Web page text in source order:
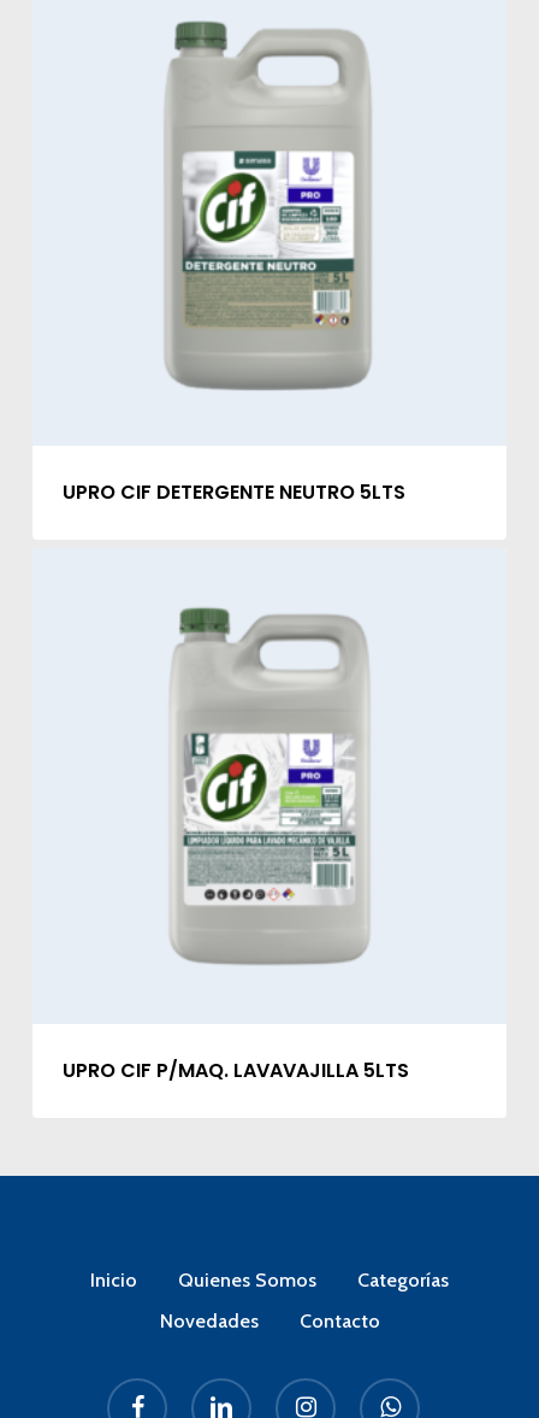
UPRO CIF DETERGENTE NEUTRO 5LTS
UPRO CIF P/MAQ. LAVAVAJILLA 5LTS
Inicio Quienes Somos
Categorías
Novedades
Contacto
facebook linkedin instagram whatsapp